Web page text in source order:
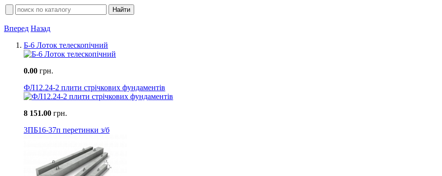
Вперед Назад
Б-6 Лоток телескопічний
0.00 грн.
ФЛ12.24-2 плити стрічкових фундаментів
8 151.00 грн.
3ПБ16-37п перетинки з/б